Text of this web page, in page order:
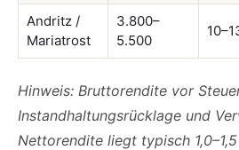
Andritz /
Mariatrost
3.800–
5.500
Hinweis: Bruttorendite vor
Instandhaltungsrücklage und
Nettorendite liegt typisch